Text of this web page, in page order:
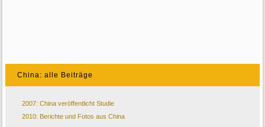
China: alle Beiträge
2007: China veröffentlicht Studie
2010: Berichte und Fotos aus China